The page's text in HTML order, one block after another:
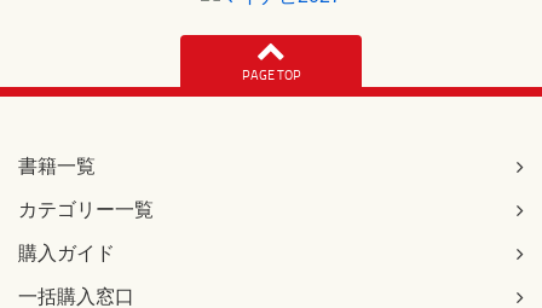
PAGE TOP
書籍一覧
カテゴリー一覧
購入ガイド
一括購入窓口